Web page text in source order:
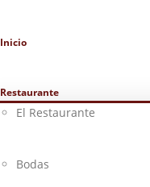
Inicio
Restaurante
El Restaurante
Bodas